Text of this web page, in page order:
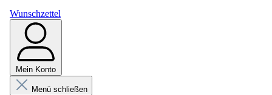
Wunschzettel
Mein Konto
Menü schließen